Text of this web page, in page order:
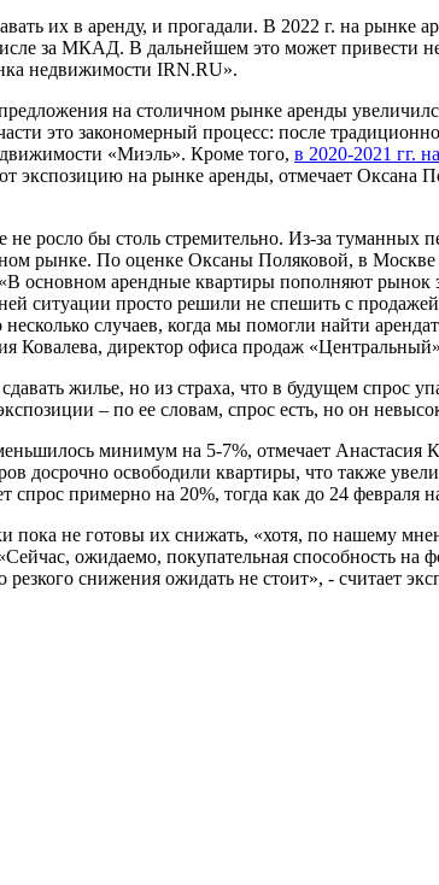
их в аренду, и прогадали. В 2022 г. на
за МКАД. В дальнейшем это может привести
недвижимости IRN.RU».
на столичном рынке аренды
это закономерный процесс: после
«Миэль». Кроме того, в 2020-2021 гг.
экспозицию на рынке аренды, отмечает Оксана
росло бы столь стремительно. Из-за туманных
рынке. По оценке Оксаны Поляковой, в
арендные квартиры пополняют рынок
просто решили не спешить с продажей
случаев, когда мы помогли найти
Ковалева, директор офиса продаж
жилье, но из страха, что в будущем спрос
– по ее словам, спрос есть, но он
минимум на 5-7%, отмечает Анастасия
досрочно освободили квартиры, что также
спрос примерно на 20%, тогда как до 24 февраля
пока не готовы их снижать, «хотя, по нашему
ожидаемо, покупательная способность
снижения ожидать не стоит», - считает